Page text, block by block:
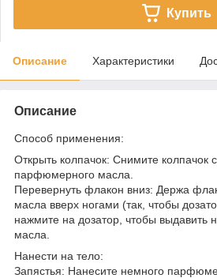
Купить
Описание Характеристики
Описание
Способ применения:
Открыть колпачок: Снимите колпачок
парфюмерного масла.
Перевернуть флакон вниз: Держа
масла вверх ногами (так, чтобы
нажмите на дозатор, чтобы выдавить
масла.
Нанести на тело:
Запястья: Нанесите немного